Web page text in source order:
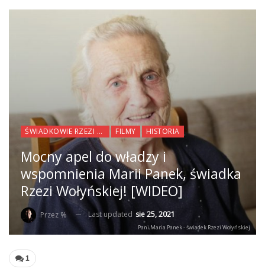
ŚWIADKOWIE RZEZI WOŁYŃSKIEJ FILMY HISTORIA
Mocny apel do władzy i
wspomnienia Marii Panek, świadka
Rzezi Wołyńskiej! [WIDEO]
Przez % Last updated sie 25, 2021
Pani Maria Panek - świadek Rzezi Wołyńskiej
1